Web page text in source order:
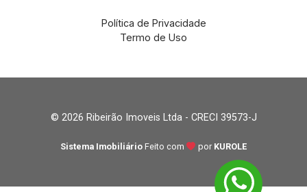
Política de Privacidade
Termo de Uso
© 2026 Ribeirão Imoveis Ltda - CRECI 39573-J
Sistema Imobiliário Feito com por KUROLE